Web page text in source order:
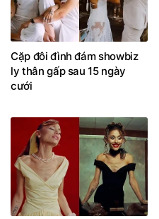
Cặp đôi đình đám showbiz
ly thân gấp sau 15 ngày
cưới